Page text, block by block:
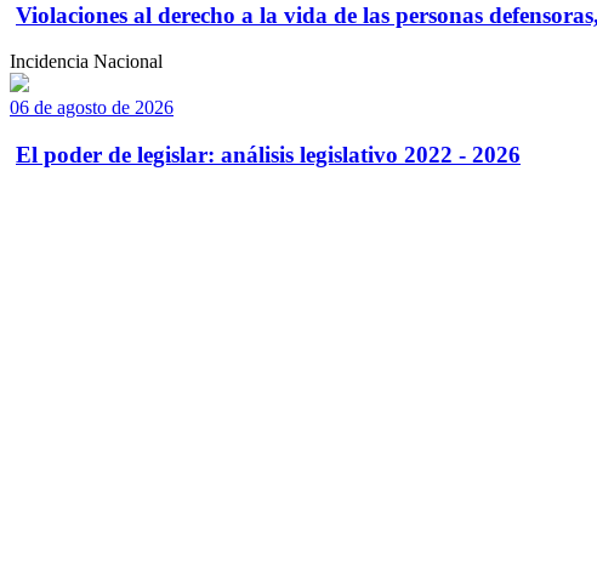
Violaciones al derecho a la vida de las personas
Incidencia Nacional
06 de agosto de 2026
El poder de legislar: análisis legislativo 2022 - 2026